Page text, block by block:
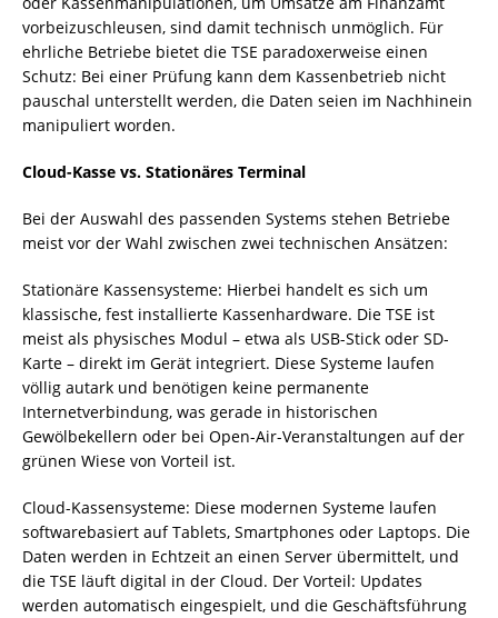
vorbeizuschleusen, sind damit technisch unmöglich. Für
ehrliche Betriebe bietet die TSE paradoxerweise einen
Schutz: Bei einer Prüfung kann dem Kassenbetrieb nicht
pauschal unterstellt werden, die Daten seien im Nachhinein
manipuliert worden.
Cloud-Kasse vs. Stationäres Terminal
Bei der Auswahl des passenden Systems stehen Betriebe
meist vor der Wahl zwischen zwei technischen Ansätzen:
Stationäre Kassensysteme: Hierbei handelt es sich um
klassische, fest installierte Kassenhardware. Die TSE ist
meist als physisches Modul – etwa als USB-Stick oder SD-
Karte – direkt im Gerät integriert. Diese Systeme laufen
völlig autark und benötigen keine permanente
Internetverbindung, was gerade in historischen
Gewölbekellern oder bei Open-Air-Veranstaltungen auf der
grünen Wiese von Vorteil ist.
Cloud-Kassensysteme: Diese modernen Systeme laufen
softwarebasiert auf Tablets, Smartphones oder Laptops. Die
Daten werden in Echtzeit an einen Server übermittelt, und
die TSE läuft digital in der Cloud. Der Vorteil: Updates
werden automatisch eingespielt, und die Geschäftsführung